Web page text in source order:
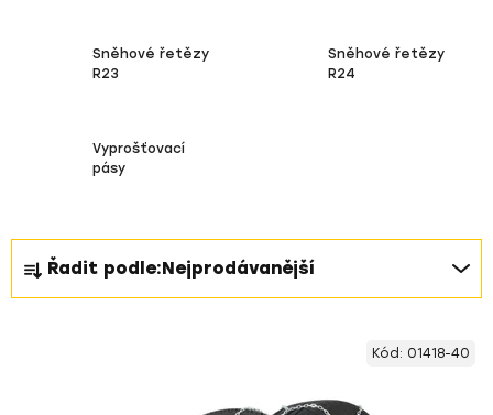
Sněhové řetězy
R23
Sněhové řetězy
R24
Vyprošťovací
pásy
Ř
a
z
Řadit podle:Nejprodávanější
Kód: 01418-40